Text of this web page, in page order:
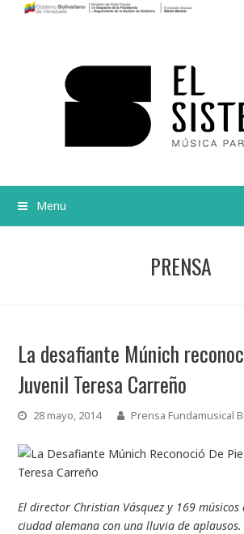
Menu
PRENSA
La desafiante Múnich
Juvenil Teresa Carreño
28 mayo, 2014 Prensa Fundamusical
El director Christian Vásquez y 169
ciudad alemana con una lluvia de aplausos.